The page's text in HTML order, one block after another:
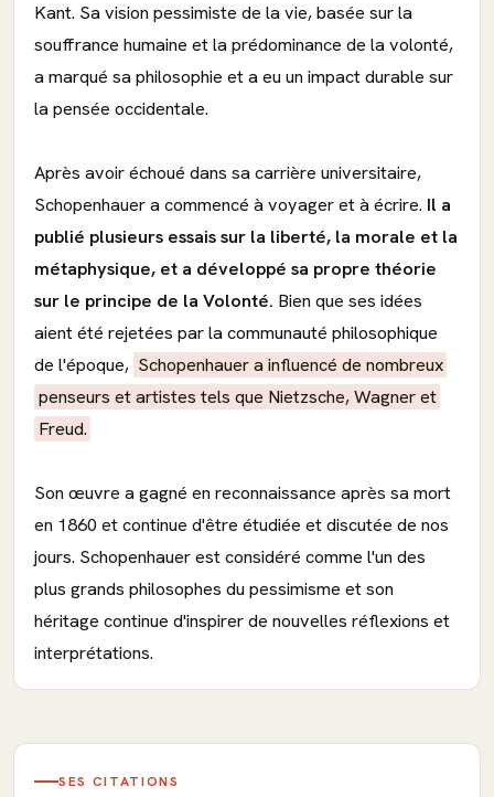
Kant. Sa vision pessimiste de la vie, basée sur la
souffrance humaine et la prédominance de la volonté,
a marqué sa philosophie et a eu un impact durable sur
la pensée occidentale.
Après avoir échoué dans sa carrière universitaire,
Schopenhauer a commencé à voyager et à écrire. Il a
publié plusieurs essais sur la liberté, la morale et la
métaphysique, et a développé sa propre théorie
sur le principe de la Volonté. Bien que ses idées
aient été rejetées par la communauté philosophique
de l'époque, Schopenhauer a influencé de nombreux
penseurs et artistes tels que Nietzsche, Wagner et
Freud.
Son œuvre a gagné en reconnaissance après sa mort
en 1860 et continue d'être étudiée et discutée de nos
jours. Schopenhauer est considéré comme l'un des
plus grands philosophes du pessimisme et son
héritage continue d'inspirer de nouvelles réflexions et
interprétations.
SES CITATIONS